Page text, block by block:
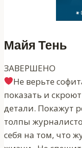
Майя Тень
ЗАВЕРШЕНО
‍‍Не верьте
показать и
детали. Покажут
толпы
себя на том, что